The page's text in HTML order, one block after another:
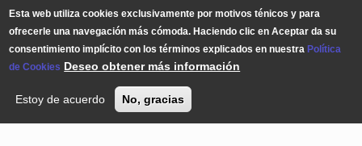
Esta web utiliza cookies exclusivamente por motivos ténicos y para
ofrecerle una navegación más cómoda. Haciendo clic en Aceptar da su
consentimiento implícito con los términos explicados en nuestra Política
de Cookies Deseo obtener más información
Estoy de acuerdo No, gracias